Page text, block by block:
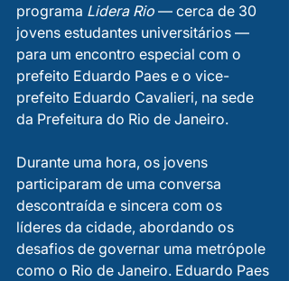
programa Lidera Rio — cerca de 30
jovens estudantes universitários —
para um encontro especial com o
prefeito Eduardo Paes e o vice-
prefeito Eduardo Cavalieri, na sede
da Prefeitura do Rio de Janeiro.
Durante uma hora, os jovens
participaram de uma conversa
descontraída e sincera com os
líderes da cidade, abordando os
desafios de governar uma metrópole
como o Rio de Janeiro. Eduardo Paes